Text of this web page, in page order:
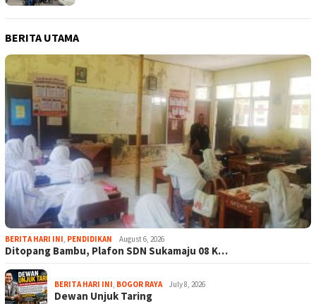
BERITA UTAMA
BERITA HARI INI, PENDIDIKAN August 6, 2026
Ditopang Bambu, Plafon SDN Sukamaju 08 K…
BERITA HARI INI, BOGOR RAYA July 8, 2026
Dewan Unjuk Taring